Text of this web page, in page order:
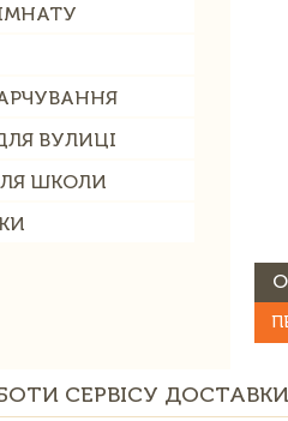
ВУЛИЦІ
ШКОЛИ
СЕРВІСУ ДОСТАВКИ